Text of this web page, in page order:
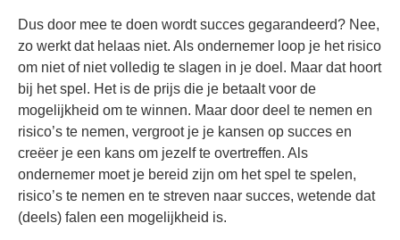
Dus door mee te doen wordt succes gegarandeerd? Nee,
zo werkt dat helaas niet. Als ondernemer loop je het risico
om niet of niet volledig te slagen in je doel. Maar dat hoort
bij het spel. Het is de prijs die je betaalt voor de
mogelijkheid om te winnen. Maar door deel te nemen en
risico’s te nemen, vergroot je je kansen op succes en
creëer je een kans om jezelf te overtreffen. Als
ondernemer moet je bereid zijn om het spel te spelen,
risico’s te nemen en te streven naar succes, wetende dat
(deels) falen een mogelijkheid is.